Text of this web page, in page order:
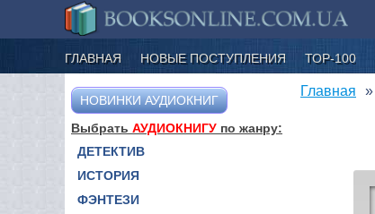
ГЛАВНАЯ НОВЫЕ ПОСТУПЛЕНИЯ ТОР-100
НОВИНКИ АУДИОКНИГ
Выбрать АУДИОКНИГУ по жанру:
ДЕТЕКТИВ
ИСТОРИЯ
ФЭНТЕЗИ
Главная